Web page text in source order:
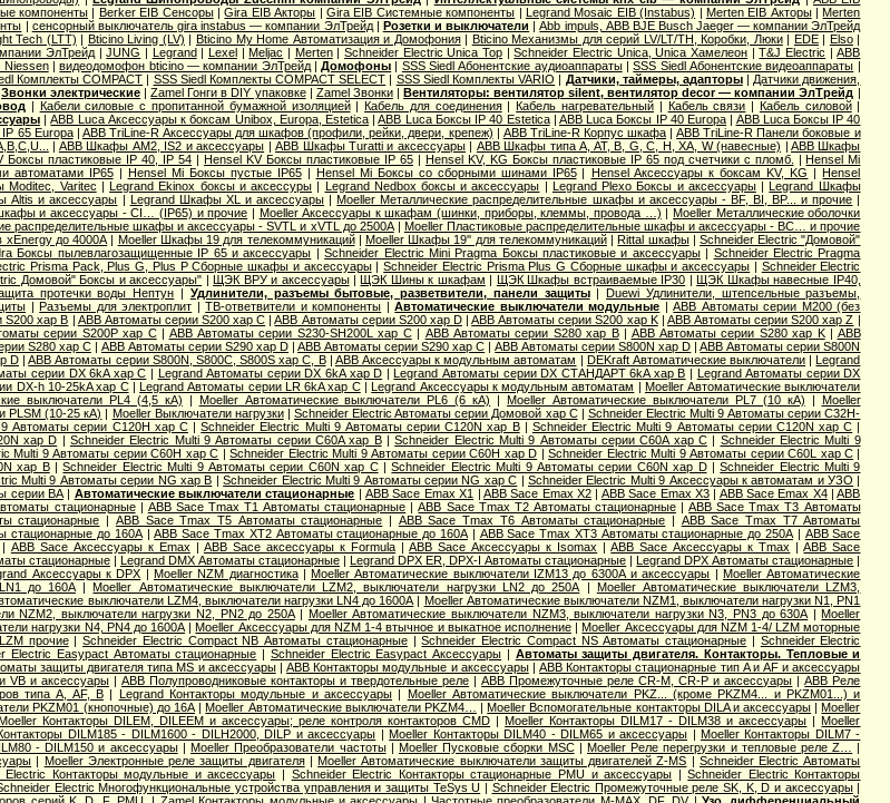
компоненты | Berker EIB Сенсоры|Gira EIB Акторы | Gira EIB Системные компоненты | Legrand Mosaic ЕIB (Instabus) | Merten EIB Акторы|Merten
| сенсорный выключатель gira instabus — компании ЭлТрейд| Розетки и выключатели |Abb impuls, АВВ BJE Busch Jaeger — компании ЭлТрейд
Tech (LTT) | Bticino Living (LV) |Bticino My Home Автоматизация и Домофония| Bticino Механизмы для серий LV/LT/TH, Коробки, Люки| EDE| Elso|
ЭлТрейд|JUNG | Legrand| Lexel |Meljac | Merten|Schneider Electric Unica Top |Schneider Electric Unica, Unica Хамелеон |T&J Electric |АВВ
|видеодомофон bticino — компании ЭлТрейд|Домофоны | SSS Siedl Абонентские аудиоаппараты|SSS Siedl Абонентские видеоаппараты |
Комплекты COMPACT | SSS Siedl Комплекты COMPACT SELECT | SSS Siedl Комплекты VARIO | Датчики, таймеры, адапторы| Датчики движения,
Звонки электрические |Zamel Гонги в DIY упаковке| Zamel Звонки| Вентиляторы: вентилятор silent, вентилятор decor — компании ЭлТрейд |
| Кабели силовые с пропитанной бумажной изоляцией|Кабель для соединения|Кабель нагревательный| Кабель связи | Кабель силовой|
|ABB Luca Аксессуары к боксам Unibox, Europa, Estetica|ABB Luca Боксы IP 40 Estetica| ABB Luca Боксы IP 40 Europa | ABB Luca Боксы IP 40
65 Europa| ABB TriLine-R Аксессуары для шкафов (профили, рейки, двери, крепеж) | ABB TriLine-R Корпус шкафа |ABB TriLine-R Панели боковые и
| ABB Шкафы AM2, IS2 и аксессуары |ABB Шкафы Turatti и аксессуары| ABB Шкафы типа A, AT, B, G, C, H, XA, W (навесные) | ABB Шкафы
Боксы пластиковые IP 40, IP 54 |Hensel KV Боксы пластиковые IP 65| Hensel KV, KG Боксы пластиковые IP 65 под счетчики с пломб. |Hensel Mi
автоматами IP65| Hensel Mi Боксы пустые IP65| Hensel Mi Боксы со сборными шинами IP65| Hensel Аксессуары к боксам KV, KG |Hensel
Varitec |Legrand Ekinox боксы и аксессуры | Legrand Nedbox боксы и аксессуары | Legrand Plexo Боксы и аксессуары|Legrand Шкафы
Altis и аксессуары | Legrand Шкафы XL и аксессуары |Moeller Металлические распределительные шкафы и аксессуары - BF, BI, BP... и прочие |
и аксессуары - CI… (IP65) и прочие | Moeller Аксессуары к шкафам (шинки, приборы, клеммы, провода …) |Moeller Металлические оболочки
распределительные шкафы и аксессуары - SVTL и xVTL до 2500А| Moeller Пластиковые распределительные шкафы и аксессуары - BC… и прочие
xEnergy до 4000А | Moeller Шкафы 19 для телекоммуникаций| Moeller Шкафы 19'' для телекоммуникаций|Rittal шкафы|Schneider Electric "Домовой"
Боксы пылевлагозащищенные IP 65 и аксессуары |Schneider Electric Mini Pragma Боксы пластиковые и аксессуары| Schneider Electric Pragma
Prisma Pack, Plus G, Plus P Сборные шкафы и аксессуары|Schneider Electric Prisma Plus G Сборные шкафы и аксессуары | Schneider Electric
Домовой" Боксы и аксессуары" |ЩЭК ВРУ и аксессуары|ЩЭК Шины к шкафам | ЩЭК Шкафы встраиваемые IP30 |ЩЭК Шкафы навесные IP40,
протечки воды Нептун | Удлинители, разъемы бытовые, разветвители, панели защиты|Duewi Удлинители, штепсельные разъемы,
|Разъемы для электроплит |ТВ-ответвители и компоненты |Автоматические выключатели модульные |ABB Автоматы серии M200 (без
S200 хар B | ABB Автоматы серии S200 хар C |ABB Автоматы серии S200 хар D|ABB Автоматы серии S200 хар K| ABB Автоматы серии S200 хар Z |
серии S200P хар C| ABB Автоматы серии S230-SH200L хар С| ABB Автоматы серии S280 хар B| ABB Автоматы серии S280 хар K| ABB
S280 хар С| ABB Автоматы серии S290 хар D |ABB Автоматы серии S290 хар С |ABB Автоматы серии S800N хар D |ABB Автоматы серии S800N
D|ABB Автоматы серии S800N, S800C, S800S хар С, B| ABB Аксессуары к модульным автоматам | DEKraft Автоматические выключатели |Legrand
серии DX 6kA хар C | Legrand Автоматы серии DX 6kA хар D |Legrand Автоматы серии DX СТАНДАРТ 6kA хар B | Legrand Автоматы серии DX
DX-h 10-25kA хар C|Legrand Автоматы серии LR 6kA хар C|Legrand Аксессуары к модульным автоматам | Moeller Автоматические выключатели
выключатели PL4 (4,5 кА) | Moeller Автоматические выключатели PL6 (6 кА) |Moeller Автоматические выключатели PL7 (10 кА) | Moeller
PLSM (10-25 кА) | Moeller Выключатели нагрузки| Schneider Electric Aвтоматы серии Домовой хар C| Schneider Electric Multi 9 Автоматы серии C32H-
Автоматы серии C120H хар C|Schneider Electric Multi 9 Автоматы серии C120N хар B| Schneider Electric Multi 9 Автоматы серии C120N хар C |
хар D | Schneider Electric Multi 9 Автоматы серии C60A хар B|Schneider Electric Multi 9 Автоматы серии C60A хар C| Schneider Electric Multi 9
Multi 9 Автоматы серии C60H хар C |Schneider Electric Multi 9 Автоматы серии C60H хар D |Schneider Electric Multi 9 Автоматы серии C60L хар C |
хар B|Schneider Electric Multi 9 Автоматы серии C60N хар C|Schneider Electric Multi 9 Автоматы серии C60N хар D|Schneider Electric Multi 9
Multi 9 Автоматы серии NG хар B |Schneider Electric Multi 9 Автоматы серии NG хар С |Schneider Electric Multi 9 Аксессуары к автоматам и УЗО |
серии ВА| Автоматические выключатели стационарные |ABB Sace Emax X1 | ABB Sace Emax X2 | ABB Sace Emax X3| ABB Sace Emax X4|ABB
стационарные| ABB Sace Tmax T1 Автоматы стационарные |ABB Sace Tmax T2 Автоматы стационарные|ABB Sace Tmax T3 Автоматы
стационарные | ABB Sace Tmax T5 Автоматы стационарные | ABB Sace Tmax T6 Автоматы стационарные | ABB Sace Tmax T7 Автоматы
стационарные до 160А|ABB Sace Tmax XT2 Автоматы стационарные до 160А| ABB Sace Tmax XT3 Автоматы стационарные до 250А | ABB Sace
ABB Sace Аксессуары к Emax | ABB Sace аксессуары к Formula |ABB Sace Аксессуары к Isomax |ABB Sace Аксессуары к Tmax |ABB Sace
стационарные| Legrand DMX Автоматы стационарные |Legrand DPX ER, DPX-I Автоматы стационарные |Legrand DPX Автоматы стационарные |
Аксессуары к DPX | Moeller NZM диагностика|Moeller Автоматические выключатели IZM13 до 6300А и аксессуары |Moeller Автоматические
до 160А|Moeller Автоматические выключатели LZM2, выключатели нагрузки LN2 до 250А | Moeller Автоматические выключатели LZM3,
выключатели LZM4, выключатели нагрузки LN4 до 1600А | Moeller Автоматические выключатели NZM1, выключатели нагрузки N1, PN1
NZM2, выключатели нагрузки N2, PN2 до 250А| Moeller Автоматические выключатели NZM3, выключатели нагрузки N3, PN3 до 630А |Moeller
нагрузки N4, PN4 до 1600А |Moeller Аксессуары для NZM 1-4 втычное и выкатное исполнение|Moeller Аксессуары для NZM 1-4/ LZM моторные
прочие|Schneider Electric Compact NB Автоматы стационарные|Schneider Electric Compact NS Автоматы стационарные | Schneider Electric
Electric Easypact Автоматы стационарные | Schneider Electric Easypact Аксессуары | Автоматы защиты двигателя. Контакторы. Тепловые и
защиты двигателя типа MS и аксессуары|ABB Контакторы модульные и аксессуары|ABB Контакторы стационарные тип A и AF и аксессуары
VB и аксессуары| ABB Полупроводниковые контакторы и твердотельные реле |ABB Промежуточные реле CR-M, CR-P и аксессуары |ABB Реле
типа A, AF, B | Legrand Контакторы модульные и аксессуары | Moeller Автоматические выключатели PKZ... (кроме PKZM4... и PKZM01...) и
PKZM01 (кнопочные) до 16А |Moeller Автоматические выключатели PKZM4… |Moeller Вспомогательные контакторы DILA и аксессуары |Moeller
Контакторы DILEM, DILEEM и аксессуары; реле контроля контакторов CMD |Moeller Контакторы DILM17 - DILM38 и аксессуары |Moeller
DILM185 - DILM1600 - DILH2000, DILP и аксессуары |Moeller Контакторы DILM40 - DILM65 и аксессуары |Moeller Контакторы DILM7 -
- DILM150 и аксессуары|Moeller Преобразователи частоты| Moeller Пусковые сборки MSC|Moeller Реле перегрузки и тепловые реле Z…
|
| Moeller Электронные реле защиты двигателя|Moeller Автоматические выключатели защиты двигателей Z-MS | Schneider Electric Автоматы
Electric Контакторы модульные и аксессуары | Schneider Electric Контакторы стационарные PMU и аксессуары |Schneider Electric Контакторы
Electric Многофункциональные устройства управления и защиты TeSys U | Schneider Electric Промежуточные реле SK, K, D и аксессуары|